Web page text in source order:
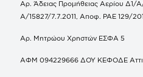
Αρ. Άδειας Προμήθειας Αερίου Δ1/
Α/15827/7.7.2011, Αποφ. ΡΑΕ 129/
Αρ. Μητρώου Χρηστών ΕΣΦΑ 5
ΑΦΜ 094229666 ΔΟΥ ΚΕΦΟΔΕ